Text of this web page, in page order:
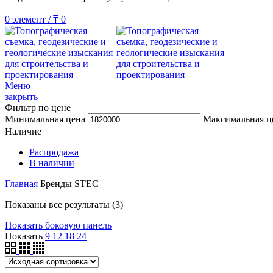
0 элемент / ₸ 0
Меню
закрыть
Фильтр по цене
Минимальная цена
Максимальная
Наличие
Распродажа
В наличии
Главная Бренды STEC
Показаны все результаты (3)
Показать боковую панель
Показать 9 12 18 24